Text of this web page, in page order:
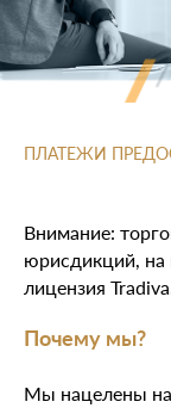
Почему мы?
Мы нацелены
ПЛАТЕЖИ
Внимание:
юрисдикций, на
лицензия